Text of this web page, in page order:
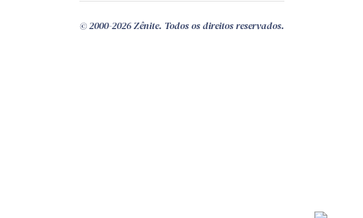
© 2000-2026 Zênite. Todos os direitos reservados.